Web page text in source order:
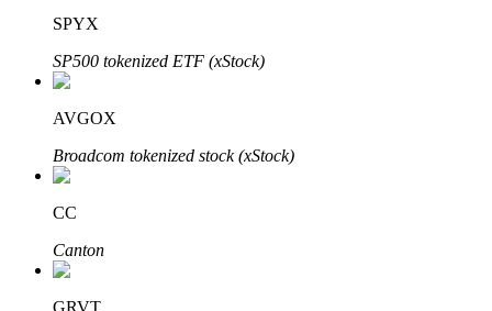
الاستثمار التلقائي
SPYX
SP500 tokenized ETF (xStock)
AVGOX
Broadcom tokenized stock (xStock)
CC
Canton
GRVT